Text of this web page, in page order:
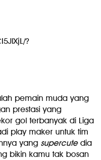
?
pemain muda yang
prestasi yang
gol terbanyak di Liga
play maker untuk tim
yang supercutedia
bikin kamu tak bosan